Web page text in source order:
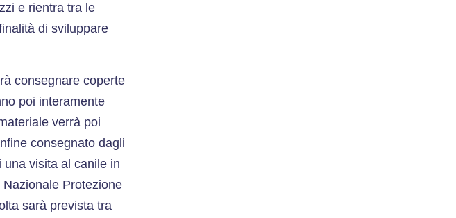
e rientra tra le
di sviluppare
consegnare coperte
poi interamente
verrà poi
consegnato dagli
una visita al canile in
Protezione
sarà prevista tra